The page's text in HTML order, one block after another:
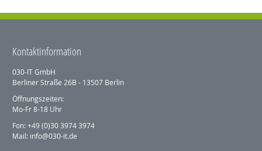
Kontaktinformation
030-IT GmbH
Berliner Straße 26B - 13507 Berlin
Öffnungszeiten:
Mo-Fr 8-18 Uhr
Fon: +49 (0)30 3974 3974
Mail: info@030-it.de